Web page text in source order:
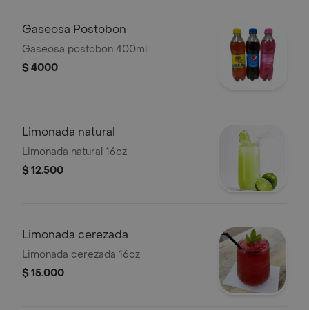
Gaseosa Postobon
Gaseosa postobon 400ml
$ 4000
Limonada natural
Limonada natural 16oz
$ 12.500
Limonada cerezada
Limonada cerezada 16oz
$ 15.000